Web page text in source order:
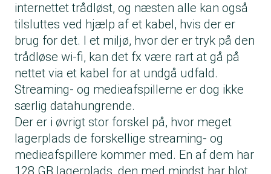
internettet trådløst, og næsten alle kan også
tilsluttes ved hjælp af et kabel, hvis der er
brug for det. I et miljø, hvor der er tryk på den
trådløse wi-fi, kan det fx være rart at gå på
nettet via et kabel for at undgå udfald.
Streaming- og medieafspillerne er dog ikke
særlig datahungrende.
Der er i øvrigt stor forskel på, hvor meget
lagerplads de forskellige streaming- og
medieafspillere kommer med. En af dem har